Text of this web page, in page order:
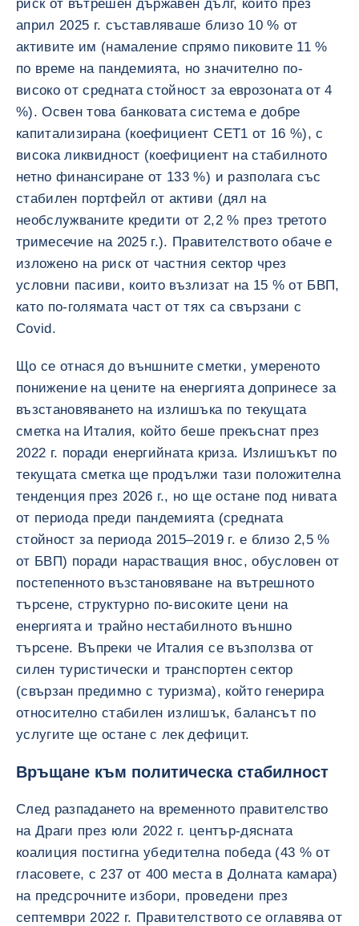
риск от вътрешен държавен дълг, който през
април 2025 г. съставляваше близо 10 % от
активите им (намаление спрямо пиковите 11 %
по време на пандемията, но значително по-
високо от средната стойност за еврозоната от 4
%). Освен това банковата система е добре
капитализирана (коефициент CET1 от 16 %), с
висока ликвидност (коефициент на стабилното
нетно финансиране от 133 %) и разполага със
стабилен портфейл от активи (дял на
необслужваните кредити от 2,2 % през третото
тримесечие на 2025 г.). Правителството обаче е
изложено на риск от частния сектор чрез
условни пасиви, които възлизат на 15 % от БВП,
като по-голямата част от тях са свързани с
Covid.
Що се отнася до външните сметки, умереното
понижение на цените на енергията допринесе за
възстановяването на излишъка по текущата
сметка на Италия, който беше прекъснат през
2022 г. поради енергийната криза. Излишъкът по
текущата сметка ще продължи тази положителна
тенденция през 2026 г., но ще остане под нивата
от периода преди пандемията (средната
стойност за периода 2015–2019 г. е близо 2,5 %
от БВП) поради нарастващия внос, обусловен от
постепенното възстановяване на вътрешното
търсене, структурно по-високите цени на
енергията и трайно нестабилното външно
търсене. Въпреки че Италия се възползва от
силен туристически и транспортен сектор
(свързан предимно с туризма), който генерира
относително стабилен излишък, балансът по
услугите ще остане с лек дефицит.
Връщане към политическа стабилност
След разпадането на временното правителство
на Драги през юли 2022 г. център-дясната
коалиция постигна убедителна победа (43 % от
гласовете, с 237 от 400 места в Долната камара)
на предсрочните избори, проведени през
септември 2022 г. Правителството се оглавява от